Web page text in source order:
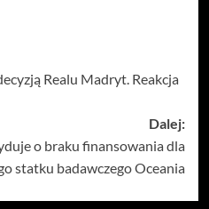
Realu Madryt. Reakcja
Dalej:
o braku finansowania dla
statku badawczego Oceania